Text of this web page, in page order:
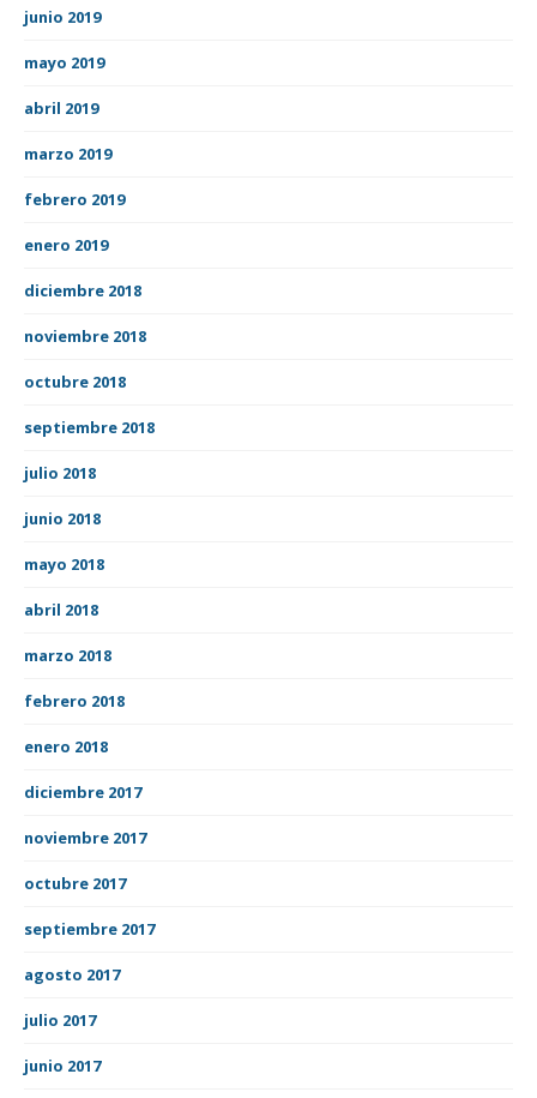
junio 2019
mayo 2019
abril 2019
marzo 2019
febrero 2019
enero 2019
diciembre 2018
noviembre 2018
octubre 2018
septiembre 2018
julio 2018
junio 2018
mayo 2018
abril 2018
marzo 2018
febrero 2018
enero 2018
diciembre 2017
noviembre 2017
octubre 2017
septiembre 2017
agosto 2017
julio 2017
junio 2017